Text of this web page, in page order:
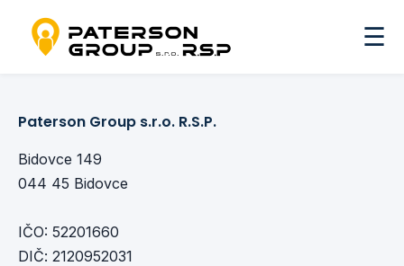
☰
Paterson Group s.r.o. R.S.P.
Bidovce 149
044 45 Bidovce
IČO: 52201660
DIČ: 2120952031